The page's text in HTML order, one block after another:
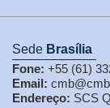
Sede Brasília
Fone: +55 (61)
Email:
Endereço: SCS